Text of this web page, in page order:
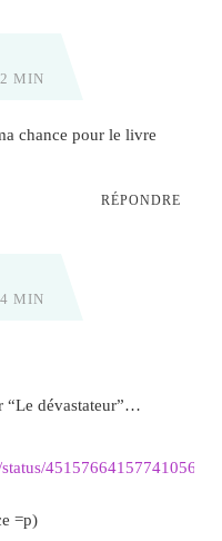
MIN
chance pour le livre
RÉPONDRE
MIN
“Le dévastateur”…
45157664157741056
=p)